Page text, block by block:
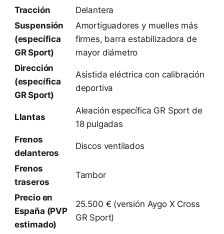
Tracción
Delantera
Suspensión
(específica
GR Sport)
Amortiguadores y muelles más
firmes, barra estabilizadora de
mayor diámetro
Dirección
(específica
GR Sport)
Asistida eléctrica con calibración
deportiva
Llantas
Aleación específica GR Sport de
18 pulgadas
Frenos
delanteros
Discos ventilados
Frenos
traseros
Tambor
Precio en
España (PVP
estimado)
25.500 € (versión Aygo X Cross
GR Sport)